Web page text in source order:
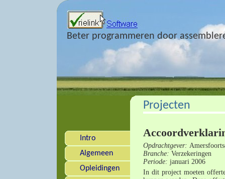
Beter programmeren door
Intro
Algemeen
Opleidingen
Projecten
Opdrachtgever:
Branche: Verzekeringen
Periode: januari 2006
In dit project moeten